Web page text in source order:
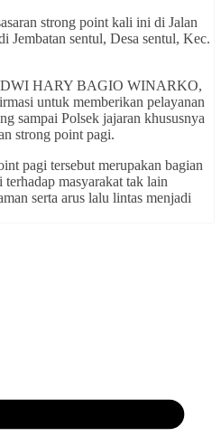
strong point kali ini di Jalan
Jembatan sentul, Desa sentul, Kec.
HARY BAGIO WINARKO,
untuk memberikan pelayanan
sampai Polsek jajaran khususnya
strong point pagi.
pagi tersebut merupakan bagian
masyarakat tak lain
serta arus lalu lintas menjadi